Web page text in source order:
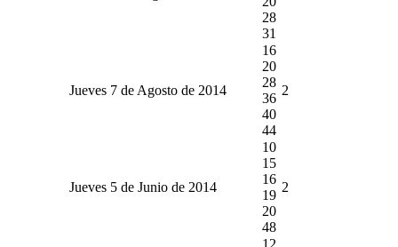
28
31
Jueves 7 de Agosto de 2014
16
20
28
36
40
44
2
Jueves 5 de Junio de 2014
10
15
16
19
20
48
2
12